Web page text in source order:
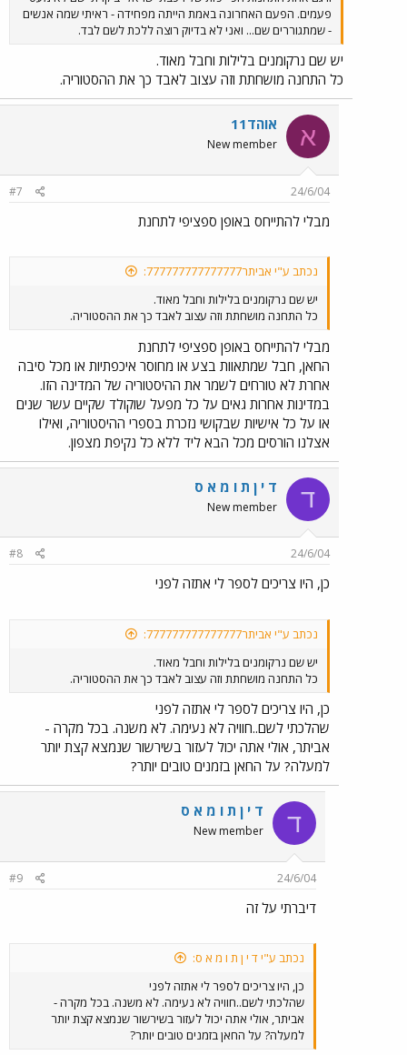
פעמים. הפעם האחרונה באמת הייתה מפחידה - ראיתי שמה אנשים
- שמתגוררים שם... ואני לא בדיוק רוצה ללכת לשם לבד.
יש שם נרקומנים בלילות וחבל מאוד.
כל התחנה מושחתת וזה עצוב לאבד כך את ההסטוריה.
א אוהד11
New member
24/6/04
#7
מבלי להתייחס באופן ספציפי לתחנת
נכתב ע"י אביתר777777777777777:
יש שם נרקומנים בלילות וחבל מאוד.
כל התחנה מושחתת וזה עצוב לאבד כך את ההסטוריה.
מבלי להתייחס באופן ספציפי לתחנת
החאן, חבל שמתאוות בצע או מחוסר איכפתיות או מכל סיבה
אחרת לא טורחים לשמר את ההיסטוריה של המדינה הזו.
במדינות אחרות גאים על כל מפעל שוקולד שקיים עשר שנים
או על כל אישיות שבקושי נזכרת בספרי ההיסטוריה, ואילו
אצלנו הורסים מכל הבא ליד ללא כל נקיפת מצפון.
ד ד י ן ת ו מ א ס
New member
24/6/04
#8
כן, היו צריכים לספר לי אתזה לפני
נכתב ע"י אביתר777777777777777:
יש שם נרקומנים בלילות וחבל מאוד.
כל התחנה מושחתת וזה עצוב לאבד כך את ההסטוריה.
כן, היו צריכים לספר לי אתזה לפני
שהלכתי לשם..חוויה לא נעימה. לא משנה. בכל מקרה -
אביתר, אולי אתה יכול לעזור בשירשור שנמצא קצת יותר
למעלה? על החאן בזמנים טובים יותר?
ד ד י ן ת ו מ א ס
New member
24/6/04
#9
דיברתי על זה
נכתב ע"י ד י ן ת ו מ א ס:
כן, היו צריכים לספר לי אתזה לפני
שהלכתי לשם..חוויה לא נעימה. לא משנה. בכל מקרה -
אביתר, אולי אתה יכול לעזור בשירשור שנמצא קצת יותר
למעלה? על החאן בזמנים טובים יותר?